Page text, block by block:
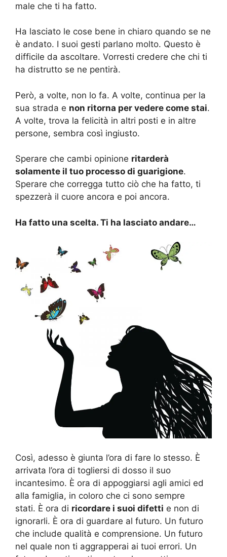
male che ti ha fatto.
Ha lasciato le cose bene in chiaro quando se ne
è andato. I suoi gesti parlano molto. Questo è
difficile da ascoltare. Vorresti credere che chi ti
ha distrutto se ne pentirà.
Però, a volte, non lo fa. A volte, continua per la
sua strada e non ritorna per vedere come stai.
A volte, trova la felicità in altri posti e in altre
persone, sembra così ingiusto.
Sperare che cambi opinione ritarderà
solamente il tuo processo di guarigione.
Sperare che corregga tutto ciò che ha fatto, ti
spezzerà il cuore ancora e poi ancora.
Ha fatto una scelta. Ti ha lasciato andare…
Così, adesso è giunta l’ora di fare lo stesso. È
arrivata l’ora di togliersi di dosso il suo
incantesimo. È ora di appoggiarsi agli amici ed
alla famiglia, in coloro che ci sono sempre
stati. È ora di ricordare i suoi difetti e non di
ignorarli. È ora di guardare al futuro. Un futuro
che include qualità e comprensione. Un futuro
nel quale non ti aggrapperai ai tuoi errori. Un